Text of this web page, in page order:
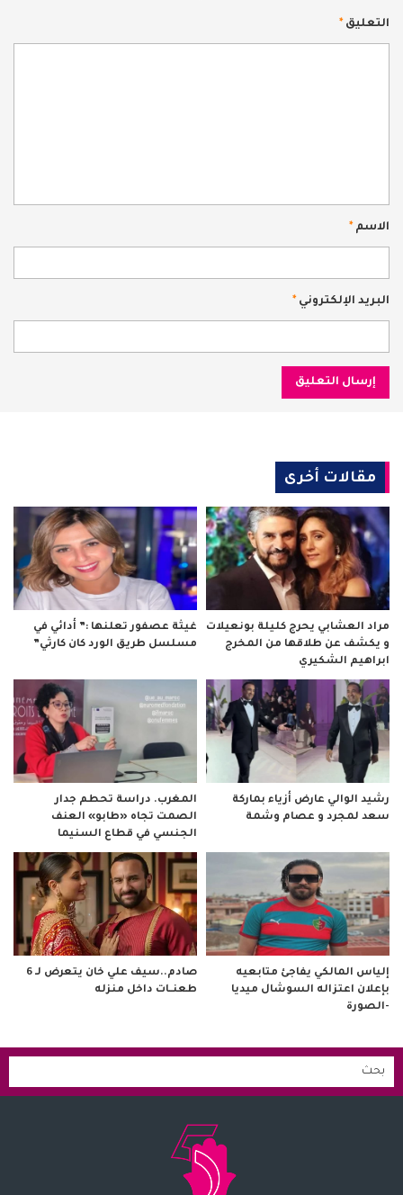
التعليق *
الاسم *
البريد الإلكتروني *
مقالات أخرى
مراد العشابي يحرج كليلة بونعيلات
و يكشف عن طلاقها من المخرج
ابراهيم الشكيري
غيثة عصفور تعلنها :” أدائي في
مسلسل طريق الورد كان كارثي”
رشيد الوالي عارض أزياء بماركة
سعد لمجرد و عصام وشمة
المغرب. دراسة تحطم جدار
الصمت تجاه «طابو» العنف
الجنسي في قطاع السنيما
إلياس المالكي يفاجئ متابعيه
بإعلان اعتزاله السوشال ميديا
-الصورة
صادم..سيف علي خان يتعرض لـ 6
طعنــات داخل منزله